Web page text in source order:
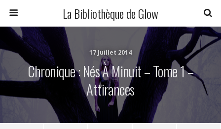
La Bibliothèque de Glow
17 Juillet 2014
Chronique : Nés À Minuit – Tome 1 –
Attirances